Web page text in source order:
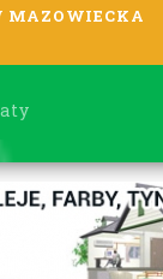
MAZOWIECKA